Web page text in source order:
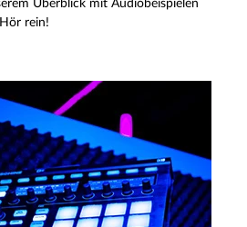
Überblick mit Audiobeispielen
rein!